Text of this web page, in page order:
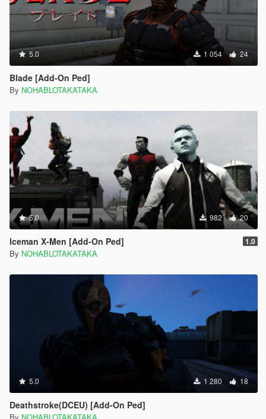
5.0 1 054 24
Blade [Add-On Ped]
By NOHABLOTAKATAKA
5.0 982 20
Iceman X-Men [Add-On Ped] 1.0
By NOHABLOTAKATAKA
5.0 1 280 18
Deathstroke(DCEU) [Add-On Ped]